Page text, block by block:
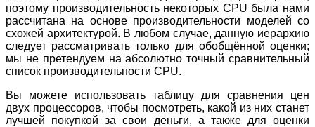
поэтому производительность некоторых CPU была нами
рассчитана на основе производительности моделей со
схожей архитектурой. В любом случае, данную иерархию
следует рассматривать только для обобщённой оценки;
мы не претендуем на абсолютно точный сравнительный
список производительности CPU.
Вы можете использовать таблицу для сравнения цен
двух процессоров, чтобы посмотреть, какой из них станет
лучшей покупкой за свои деньги, а также для оценки